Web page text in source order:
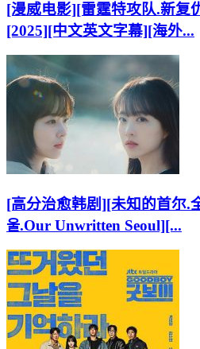
[漫威电影][雷霆特攻队.新复
[2025][中文英文字幕][海外...
[高分治愈韩剧][未知的首尔.
울.Our Unwritten Seoul][...